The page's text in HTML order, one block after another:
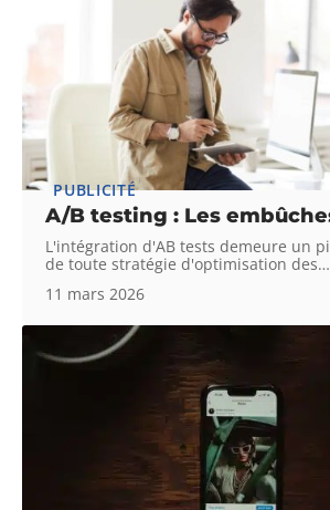
PUBLICITÉ
A/B testing : Les
L'intégration d'AB tests demeure un
de toute stratégie d'optimisation des…
11 mars 2026